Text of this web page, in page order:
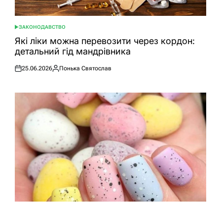
ОПУБЛІКУВАТИ
У
ЗАКОНОДАВСТВО
Які ліки можна перевозити через кордон:
детальний гід мандрівника
Оприлюднено
25.06.2026
Опубліковано
Понька Святослав